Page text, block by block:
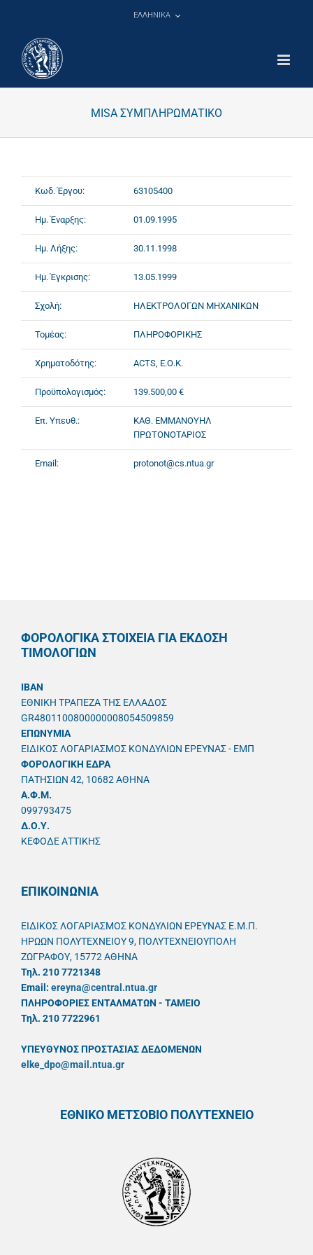
ΕΛΛΗΝΙΚΑ
MISA ΣΥΜΠΛΗΡΩΜΑΤΙΚΟ
Κωδ. Έργου: 63105400
Ημ. Έναρξης: 01.09.1995
Ημ. Λήξης: 30.11.1998
Ημ. Έγκρισης: 13.05.1999
Σχολή: ΗΛΕΚΤΡΟΛΟΓΩΝ ΜΗΧΑΝΙΚΩΝ
Τομέας: ΠΛΗΡΟΦΟΡΙΚΗΣ
Χρηματοδότης: ACTS, Ε.Ο.Κ.
Προϋπολογισμός: 139.500,00 €
Επ. Υπευθ.:
ΚΑΘ. ΕΜΜΑΝΟΥΗΛ
ΠΡΩΤΟΝΟΤΑΡΙΟΣ
Email: protonot@cs.ntua.gr
ΦΟΡΟΛΟΓΙΚΑ ΣΤΟΙΧΕΙΑ ΓΙΑ ΕΚΔΟΣΗ
ΤΙΜΟΛΟΓΙΩΝ
IBAN
ΕΘΝΙΚΗ ΤΡΑΠΕΖΑ ΤΗΣ ΕΛΛΑΔΟΣ
GR4801100800000008054509859
ΕΠΩΝΥΜΙΑ
ΕΙΔΙΚΟΣ ΛΟΓΑΡΙΑΣΜΟΣ ΚΟΝΔΥΛΙΩΝ ΕΡΕΥΝΑΣ - ΕΜΠ
ΦΟΡΟΛΟΓΙΚΗ ΕΔΡΑ
ΠΑΤΗΣΙΩΝ 42, 10682 ΑΘΗΝΑ
A.Φ.Μ.
099793475
Δ.Ο.Υ.
ΚΕΦΟΔΕ ΑΤΤΙΚΗΣ
ΕΠΙΚΟΙΝΩΝΙΑ
ΕΙΔΙΚΟΣ ΛΟΓΑΡΙΑΣΜΟΣ ΚΟΝΔΥΛΙΩΝ ΕΡΕΥΝΑΣ Ε.Μ.Π.
ΗΡΩΩΝ ΠΟΛΥΤΕΧΝΕΙΟΥ 9, ΠΟΛΥΤΕΧΝΕΙΟΥΠΟΛΗ
ΖΩΓΡΑΦΟΥ, 15772 ΑΘΗΝΑ
Τηλ. 210 7721348
Email: ereyna@central.ntua.gr
ΠΛΗΡΟΦΟΡΙΕΣ ΕΝΤΑΛΜΑΤΩΝ - ΤΑΜΕΙΟ
Τηλ. 210 7722961
ΥΠΕΥΘYΝΟΣ ΠΡΟΣΤΑΣΙΑΣ ΔΕΔΟΜΕΝΩΝ
elke_dpo@mail.ntua.gr
ΕΘΝΙΚΟ ΜΕΤΣΟΒΙΟ ΠΟΛΥΤΕΧΝΕΙΟ